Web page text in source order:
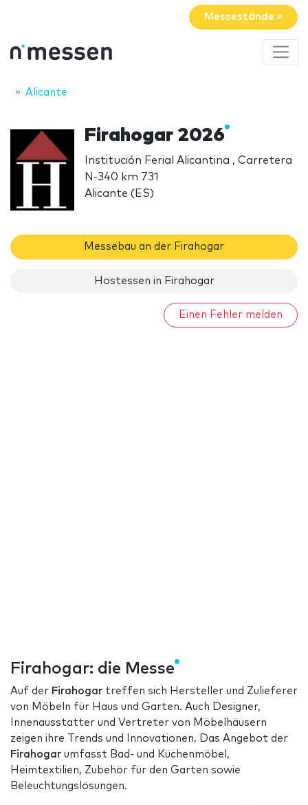
Messestände »
Alicante
Firahogar 2026
Institución Ferial Alicantina , Carretera
N-340 km 731
Alicante (ES)
Messebau an der Firahogar
Hostessen in Firahogar
Einen Fehler melden
Firahogar: die Messe
Auf der Firahogar treffen sich Hersteller und Zulieferer
von Möbeln für Haus und Garten. Auch Designer,
Innenausstatter und Vertreter von Möbelhäusern
zeigen ihre Trends und Innovationen. Das Angebot der
Firahogar umfasst Bad- und Küchenmöbel,
Heimtextilien, Zubehör für den Garten sowie
Beleuchtungslösungen.